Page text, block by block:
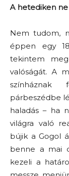
A hetediken
Nem tudom,
éppen egy
tekintem
valóságát. A
színháznak
párbeszédbe
haladás – ha
világra való
bújik a Gogol
benne a mai
kezeli a